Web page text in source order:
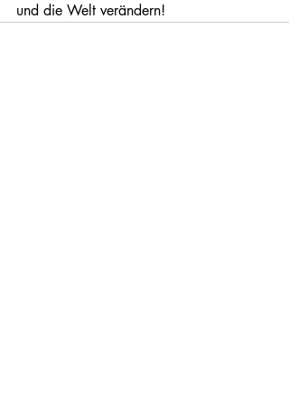
und die Welt verändern!